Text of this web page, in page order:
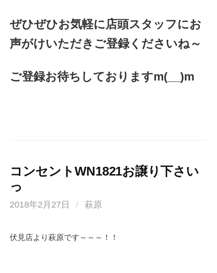
ぜひぜひお気軽に店頭スタッフにお
声がけいただきご登録くださいね～
ご登録お待ちしておりますm(__)m
コンセントWN1821お譲り下さい
っ
2018年2月27日 / 萩原
伏見店より萩原です～～～！！